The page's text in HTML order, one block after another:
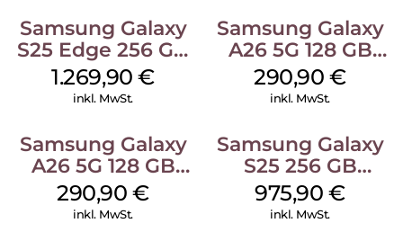
Samsung Galaxy
S25 Edge 256 GB
Titanium Silver
1.269,90€
inkl. MwSt.
Samsung Galaxy
A26 5G 128 GB
White
290,90€
inkl. MwSt.
Samsung Galaxy
A26 5G 128 GB
Mint
290,90€
inkl. MwSt.
Samsung Galaxy
S25 256 GB
Icyblue
975,90€
inkl. MwSt.